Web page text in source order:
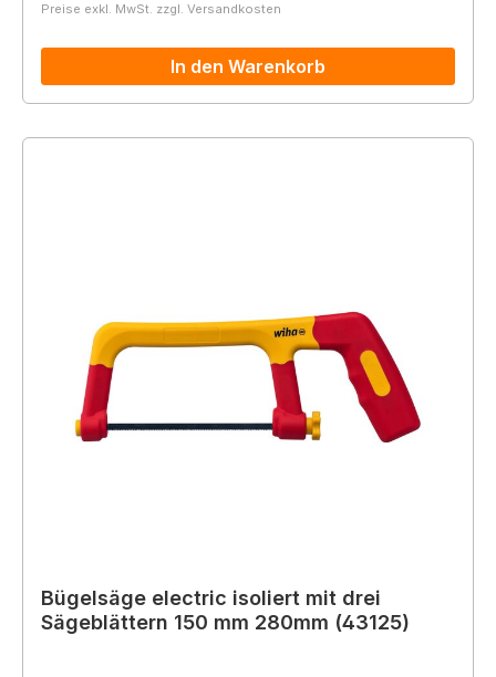
Preise exkl. MwSt. zzgl. Versandkosten
In den Warenkorb
Bügelsäge electric isoliert mit drei
Sägeblättern 150 mm 280mm (43125)